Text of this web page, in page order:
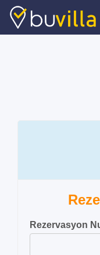
Rezervasyon